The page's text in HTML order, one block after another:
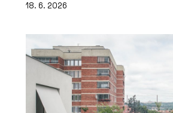
18. 6. 2026